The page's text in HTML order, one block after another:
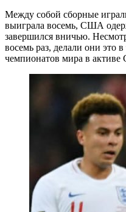
Между собой сборные
выиграла восемь, США
завершился вничью.
восемь раз, делали они это
чемпионатов мира в